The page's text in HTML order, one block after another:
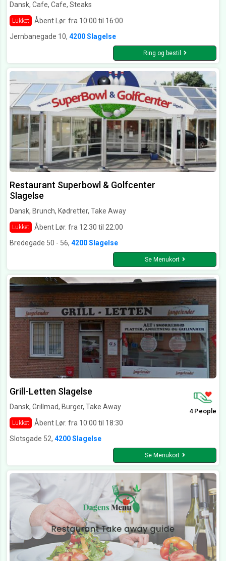
Dansk, Cafe, Cafe, Steaks
Lukket
Åbent Lør. fra 10:00 til 16:00
Jernbanegade 10, 4200 Slagelse
Ring og bestil
Restaurant Superbowl & Golfcenter
Slagelse
Dansk, Brunch, Kødretter, Take Away
Lukket
Åbent Lør. fra 12:30 til 22:00
Bredegade 50 - 56, 4200 Slagelse
Se Menukort
Grill-Letten Slagelse
Dansk, Grillmad, Burger, Take Away
Lukket Åbent Lør. fra 10:00 til 18:30
4 People
Slotsgade 52, 4200 Slagelse
Se Menukort